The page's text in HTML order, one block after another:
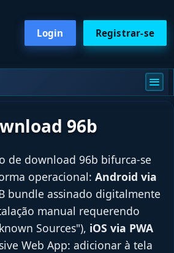
Login Registrar-se
96b
de download 96b bifurca-se
operacional: Android via
bundle assinado digitalmente
manual requerendo
Sources"), iOS via PWA
Web App: adicionar à tela